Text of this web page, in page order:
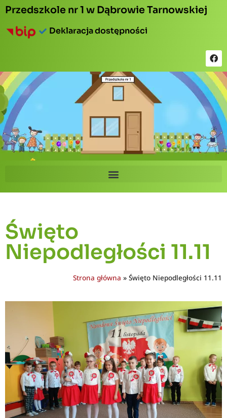
Przedszkole nr 1 w Dąbrowie Tarnowskiej
Deklaracja dostępności
Święto
Niepodległości 11.11
Strona główna » Święto Niepodległości 11.11